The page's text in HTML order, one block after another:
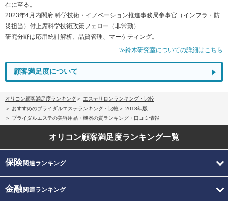
在に至る。
2023年4月内閣府 科学技術・イノベーション推進事務局参事官（インフラ・防
災担当）付上席科学技術政策フェロー（非常勤）
研究分野は応用統計解析、品質管理、マーケティング。
≫鈴木研究室についての詳細はこちら
顧客満足度について
オリコン顧客満足度ランキング
エステサロンランキング・比較
おすすめのブライダルエステランキング・比較
2018年版
ブライダルエステの美容用品・機器の質ランキング・口コミ情報
オリコン顧客満足度ランキング一覧
保険関連ランキング
金融関連ランキング